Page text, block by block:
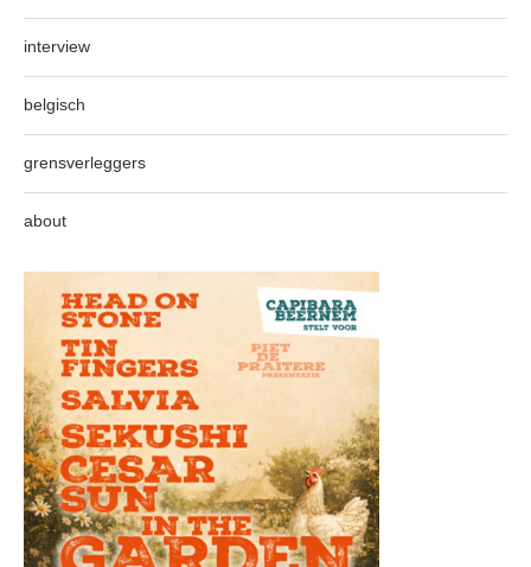
interview
belgisch
grensverleggers
about